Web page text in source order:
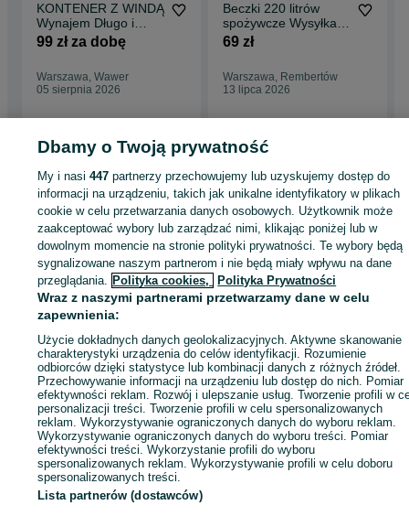
KONTENER Z WINDĄ
Wynajem Długo i
Krótkoterminowy od
Zaraz Warszawa 24H
99 zł za dobę
Warszawa, Wawer
05 sierpnia 2026
Beczki 220 litrów
spożywcze Wysyłka |
beczka 200, 250
69 zł
Warszawa, Rembertów
13 lipca 2026
Strona główna Wypożyczalnia Pozostałe Wypożyczalnia
Pozostałe
Wypożyczalnia - Mazowieckie
Pozostałe Wypożyczalnia - Warszawa
Pozostałe Wypożyczalnia - Białołęka
KATEGORIA
ID:920105560 Wyświetlenia:
Zadzwoń / SMS Wyślij wiadomość
Dbamy o Twoją prywatność
My i nasi447 partnerzy przechowujemy lub uzyskujemy dostęp do
informacji na urządzeniu, takich jak unikalne identyfikatory w plikach
cookie w celu przetwarzania danych osobowych. Użytkownik może
zaakceptować wybory lub zarządzać nimi, klikając poniżej lub w
dowolnym momencie na stronie polityki prywatności. Te wybory będą
sygnalizowane naszym partnerom i nie będą miały wpływu na dane
przeglądania. Polityka cookies, Polityka Prywatności
Wraz z naszymi partnerami przetwarzamy dane w celu
zapewnienia:
Użycie dokładnych danych geolokalizacyjnych. Aktywne skanowanie
charakterystyki urządzenia do celów identyfikacji. Rozumienie
odbiorców dzięki statystyce lub kombinacji danych z różnych źródeł.
Przechowywanie informacji na urządzeniu lub dostęp do nich. Pomiar
efektywności reklam. Rozwój i ulepszanie usług. Tworzenie profili w
personalizacji treści. Tworzenie profili w celu spersonalizowanych
reklam. Wykorzystywanie ograniczonych danych do wyboru reklam.
Wykorzystywanie ograniczonych danych do wyboru treści. Pomiar
efektywności treści. Wykorzystanie profili do wyboru
spersonalizowanych reklam. Wykorzystywanie profili w celu doboru
spersonalizowanych treści.
Lista partnerów (dostawców)